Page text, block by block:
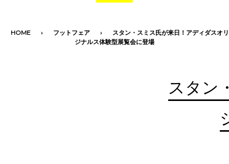
HOME フットフェア
スタン・スミス氏が来日！アディダスオリ
ジナルス体験型展覧会に登場
スタン